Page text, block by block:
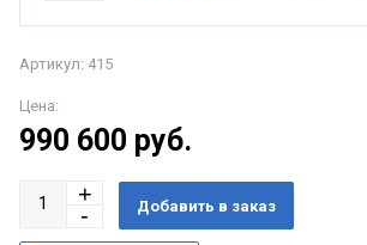
Артикул: 415
Цена:
990 600 руб.